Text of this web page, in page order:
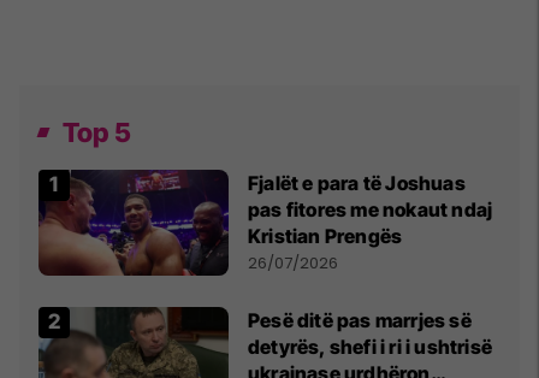
Top 5
Fjalët e para të Joshuas
pas fitores me nokaut ndaj
Kristian Prengës
26/07/2026
Pesë ditë pas marrjes së
detyrës, shefi i ri i ushtrisë
ukrainase urdhëron